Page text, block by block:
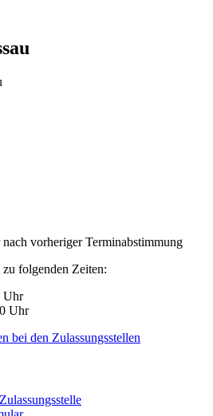
vorheriger Terminabstimmung
folgenden Zeiten:
Uhr
Uhr
bei den Zulassungsstellen